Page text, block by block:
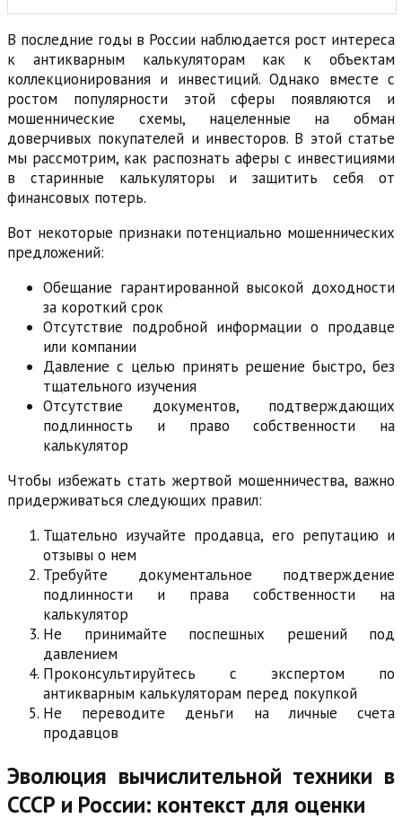
В последние годы в России наблюдается рост интереса
к антикварным калькуляторам как к объектам
коллекционирования и инвестиций. Однако вместе с
ростом популярности этой сферы появляются и
мошеннические схемы, нацеленные на обман
доверчивых покупателей и инвесторов. В этой статье
мы рассмотрим, как распознать аферы с инвестициями
в старинные калькуляторы и защитить себя от
финансовых потерь.
Вот некоторые признаки потенциально мошеннических
предложений:
Обещание гарантированной высокой доходности
за короткий срок
Отсутствие подробной информации о продавце
или компании
Давление с целью принять решение быстро, без
тщательного изучения
Отсутствие документов, подтверждающих
подлинность и право собственности на
калькулятор
Чтобы избежать стать жертвой мошенничества, важно
придерживаться следующих правил:
Тщательно изучайте продавца, его репутацию и
отзывы о нем
Требуйте документальное подтверждение
подлинности и права собственности на
калькулятор
Не принимайте поспешных решений под
давлением
Проконсультируйтесь с экспертом по
антикварным калькуляторам перед покупкой
Не переводите деньги на личные счета
продавцов
Эволюция вычислительной техники в
СССР и России: контекст для оценки